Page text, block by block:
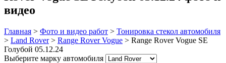
видео
Главная > Фото и видео работ > Тонировка стекол автомобиля
> Land Rover > Range Rover Vogue > Range Rover Vogue SE
Голубой 05.12.24
Выберите марку автомобиля